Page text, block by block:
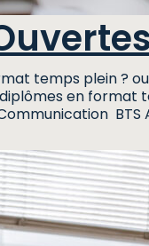
temps plein ?
en format
BTS